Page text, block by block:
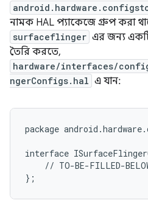
নামক HAL প্যাকেজে গ্রুপ করা
surfaceflinger এর জন্য
তৈরি করতে,
hardware/interfaces/
ngerConfigs.hal এ যান:
package
interface
// TO-BE-FILLED-